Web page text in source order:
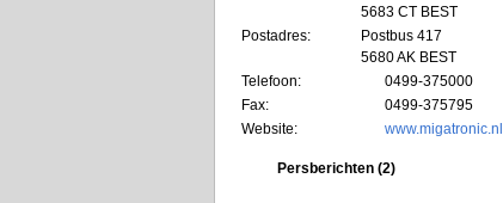
5683 CT BEST
Postadres:
Postbus 417
5680 AK BEST
Telefoon:
0499-375000
Fax:
0499-375795
Website:
www.migatronic.nl
Persberichten (2)